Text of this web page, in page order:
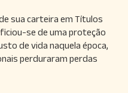
sua carteira em Títulos
se de uma proteção
de vida naquela época,
perduraram perdas